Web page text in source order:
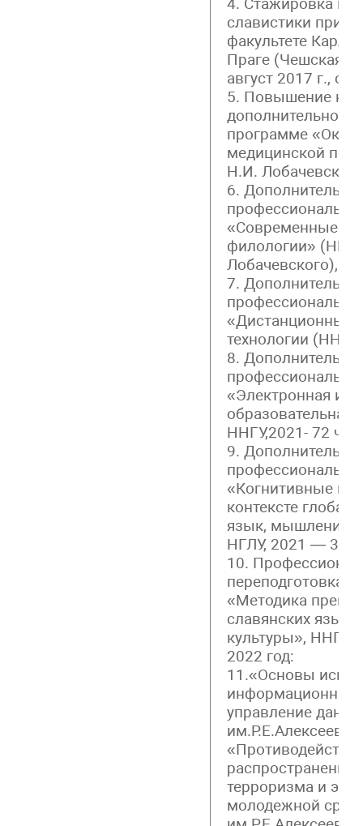
славистики при
факультете
Праге (Чешская
август 2017 г.,
5. Повышение
дополнительной
программе
медицинской
Н.И.
6.
«Современные
филологии»
Лобачевского),
7.
«Дистанционные
технологии
8.
«Электронная
образовательная
ННГУ,2021- 72 час.
9.
«Когнитивные
контексте
язык, мышление,
НГЛУ, 2021 — 36
10.
переподготовка
«Методика
славянских
культуры», ННГУ,
2022 год:
11.«Основы
информационных
управление
им.Р.Е.Алексеева)
распространению
терроризма и
молодежной